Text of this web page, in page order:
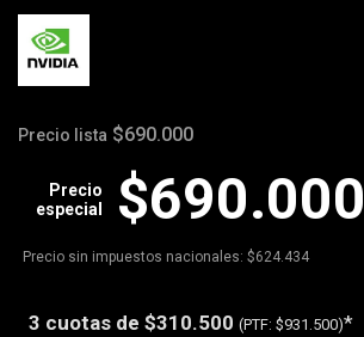
Precio lista $690.000
$690.000
Precio
especial
Precio sin impuestos nacionales: $624.434
3 cuotas de $310.500 (PTF: $931.500)*